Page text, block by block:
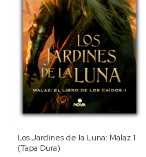
Los Jardines de la Luna: Malaz 1
(Tapa Dura)